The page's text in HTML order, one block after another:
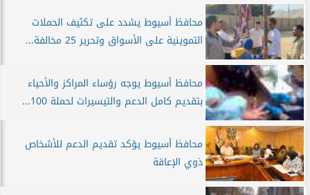
محافظ أسيوط يشدد على تكثيف الحملات
التموينية على الأسواق وتحرير 25 مخالفة...
محافظ أسيوط يوجه رؤساء المراكز والأحياء
بتقديم كامل الدعم والتيسيرات لحملة 100...
محافظ أسيوط يؤكد تقديم الدعم للأشخاص
ذوي الإعاقة